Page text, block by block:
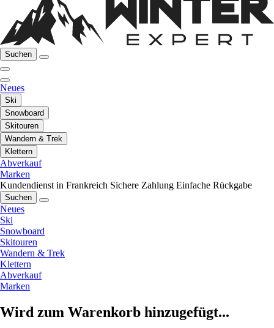
Suchen
Neues
Ski
Snowboard
Skitouren
Wandern & Trek
Klettern
Abverkauf
Marken
Kundendienst in Frankreich Sichere Zahlung Einfache Rückgabe
Suchen
Neues
Ski
Snowboard
Skitouren
Wandern & Trek
Klettern
Abverkauf
Marken
Wird zum Warenkorb hinzugefügt...